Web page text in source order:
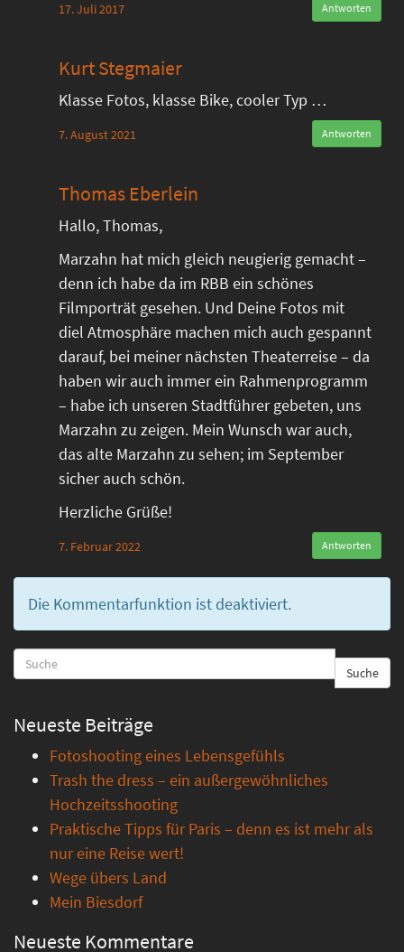
17. Juli 2017 Antworten
Kurt Stegmaier
Klasse Fotos, klasse Bike, cooler Typ …
7. August 2021 Antworten
Thomas Eberlein
Hallo, Thomas,
Marzahn hat mich gleich neugierig gemacht –
denn ich habe da im RBB ein schönes
Filmporträt gesehen. Und Deine Fotos mit
diel Atmosphäre machen mich auch gespannt
darauf, bei meiner nächsten Theaterreise – da
haben wir auch immer ein Rahmenprogramm
– habe ich unseren Stadtführer gebeten, uns
Marzahn zu zeigen. Mein Wunsch war auch,
das alte Marzahn zu sehen; im September
sicher auch schön.
Herzliche Grüße!
7. Februar 2022 Antworten
Die Kommentarfunktion ist deaktiviert.
Suche
Neueste Beiträge
Fotoshooting eines Lebensgefühls
Trash the dress – ein außergewöhnliches
Hochzeitsshooting
Praktische Tipps für Paris – denn es ist mehr als
nur eine Reise wert!
Wege übers Land
Mein Biesdorf
Neueste Kommentare